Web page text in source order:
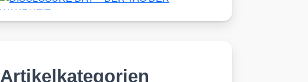
Artikelkategorien